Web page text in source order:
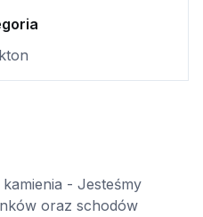
- Jesteśmy
oraz schodów